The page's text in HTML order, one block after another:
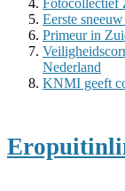
Eerste
Primeur in
Nederland
KNMI geeft